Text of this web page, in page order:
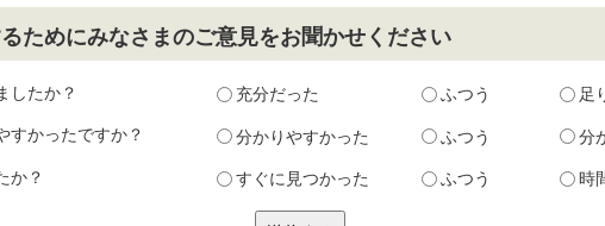
ためにみなさまのご意見をお聞かせください
したか？ 充分だった ふつう 足
すかったですか？ 分かりやすかった ふつう 分
か？ すぐに見つかった ふつう 時